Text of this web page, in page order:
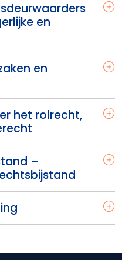
en
en
het rolrecht,
–